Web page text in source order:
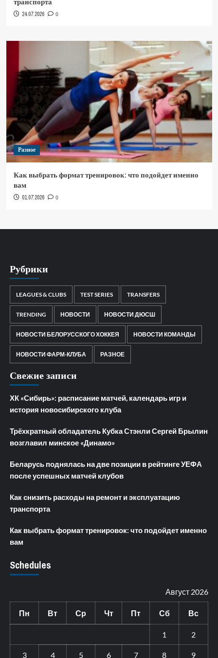
24.07.2026 0
Разное
Как выбрать формат тренировок: что подойдет именно
вам
01.07.2026 0
Рубрики
LEAGUES & CLUBS TEST SERIES TRANSFERS
TRENDING НОВОСТИ НОВОСТИ ДЮСШ
НОВОСТИ БЕЛОРУССКОГО ХОККЕЯ НОВОСТИ КОМАНДЫ
НОВОСТИ ФАРМ-КЛУБА РАЗНОЕ
Свежие записи
ХК «Сибирь»: расписание матчей, календарь игр и
история новосибирского клуба
Трёхкратный обладатель Кубка Стэнли Сергей Брылин
возглавил минское «Динамо»
Беларусь поднялась на две позиции в рейтинге УЕФА
после успешных матчей клубов
Как снизить расходы на ремонт и эксплуатацию
транспорта
Как выбрать формат тренировок: что подойдет именно
вам
Schedules
Август 2026
Пн Вт Ср Чт Пт Сб Вс
1 2
3 4 5 6 7 8 9